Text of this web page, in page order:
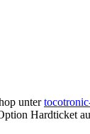
unter
Hardticket